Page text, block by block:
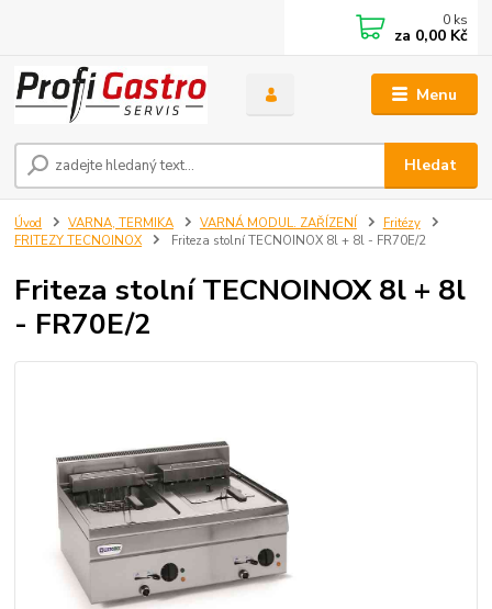
Menu
Hledat
0 ks
za 0,00 Kč
Úvod VARNA, TERMIKA VARNÁ MODUL. ZAŘÍZENÍ
Fritézy
FRITEZY TECNOINOX
Friteza stolní TECNOINOX 8l + 8l - FR70E/2
Friteza stolní TECNOINOX 8l + 8l
- FR70E/2